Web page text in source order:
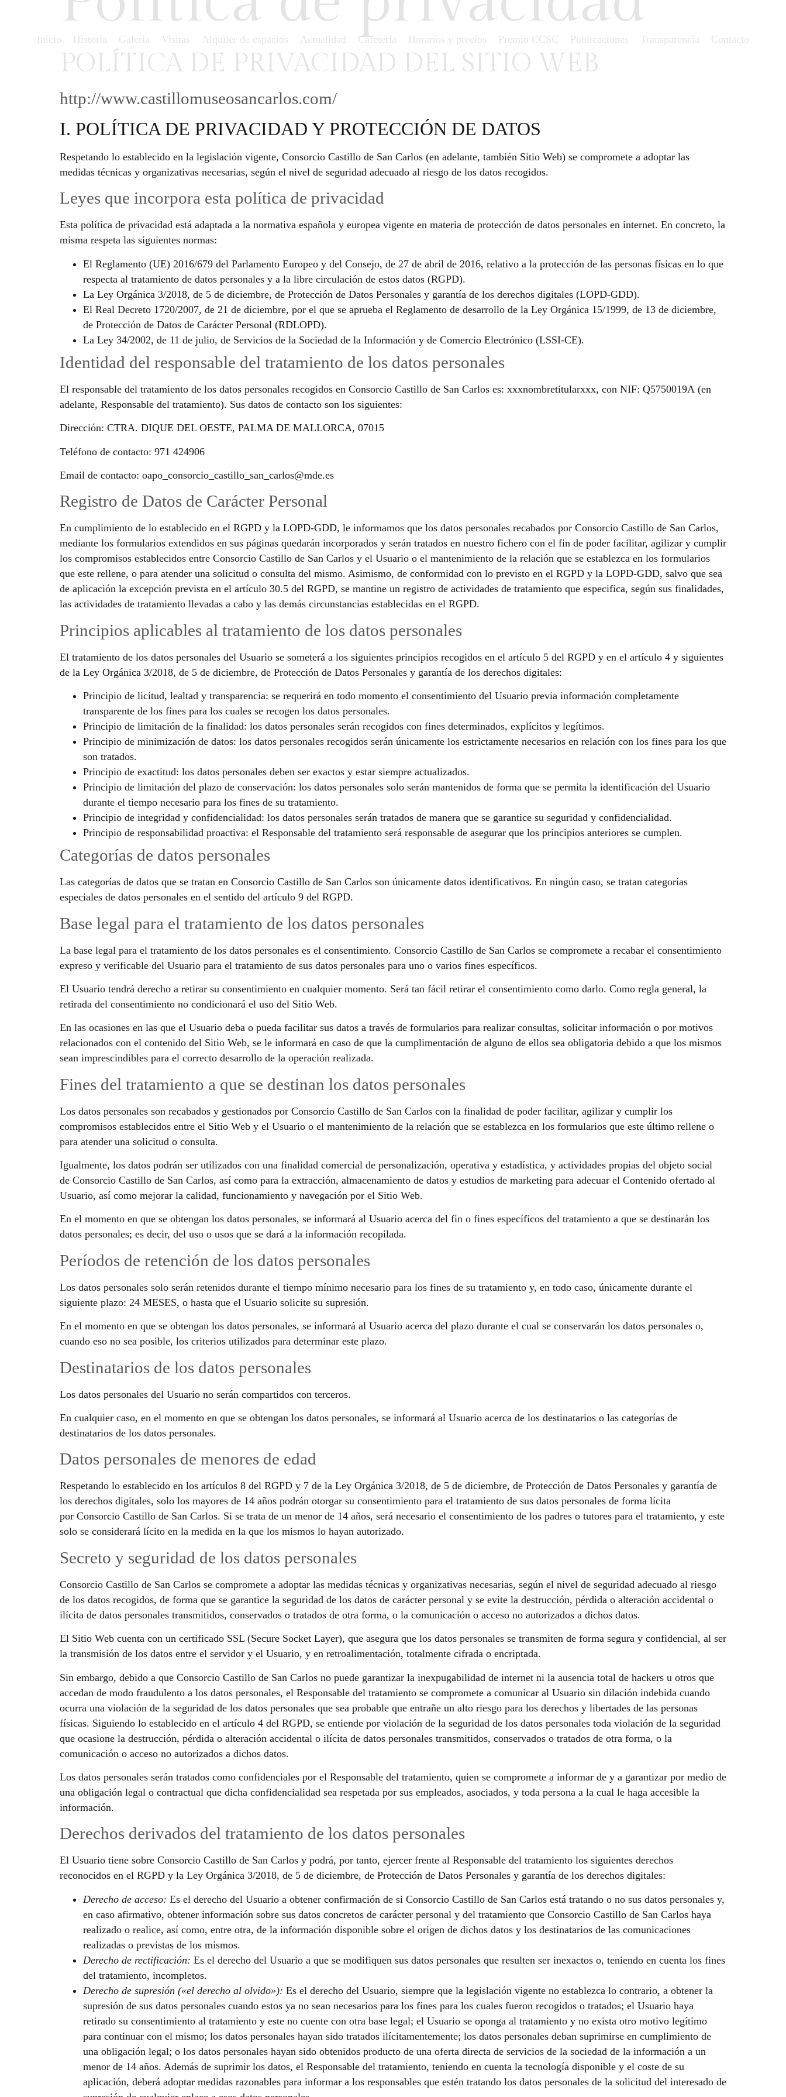
Inicio Historia Galeria Visitas Alquiler de espacios Actualidad Cafeteria Horarios y precios Premio CCSC Publicaciones Transparencia Contacto
POLÍTICA DE PRIVACIDAD DEL SITIO WEB
http://www.castillomuseosancarlos.com/
I. POLÍTICA DE PRIVACIDAD Y PROTECCIÓN DE DATOS
Respetando lo establecido en la legislación vigente, Consorcio Castillo de San Carlos (en adelante, también Sitio Web) se compromete a adoptar las
medidas técnicas y organizativas necesarias, según el nivel de seguridad adecuado al riesgo de los datos recogidos.
Leyes que incorpora esta política de privacidad
Esta política de privacidad está adaptada a la normativa española y europea vigente en materia de protección de datos personales en internet. En concreto, la
misma respeta las siguientes normas:
El Reglamento (UE) 2016/679 del Parlamento Europeo y del Consejo, de 27 de abril de 2016, relativo a la protección de las personas físicas en lo que
respecta al tratamiento de datos personales y a la libre circulación de estos datos (RGPD).
La Ley Orgánica 3/2018, de 5 de diciembre, de Protección de Datos Personales y garantía de los derechos digitales (LOPD-GDD).
El Real Decreto 1720/2007, de 21 de diciembre, por el que se aprueba el Reglamento de desarrollo de la Ley Orgánica 15/1999, de 13 de diciembre,
de Protección de Datos de Carácter Personal (RDLOPD).
La Ley 34/2002, de 11 de julio, de Servicios de la Sociedad de la Información y de Comercio Electrónico (LSSI-CE).
Identidad del responsable del tratamiento de los datos personales
El responsable del tratamiento de los datos personales recogidos en Consorcio Castillo de San Carlos es: xxxnombretitularxxx, con NIF: Q5750019A (en
adelante, Responsable del tratamiento). Sus datos de contacto son los siguientes:
Dirección: CTRA. DIQUE DEL OESTE, PALMA DE MALLORCA, 07015
Teléfono de contacto: 971 424906
Email de contacto: oapo_consorcio_castillo_san_carlos@mde.es
Registro de Datos de Carácter Personal
En cumplimiento de lo establecido en el RGPD y la LOPD-GDD, le informamos que los datos personales recabados por Consorcio Castillo de San Carlos,
mediante los formularios extendidos en sus páginas quedarán incorporados y serán tratados en nuestro fichero con el fin de poder facilitar, agilizar y cumplir
los compromisos establecidos entre Consorcio Castillo de San Carlos y el Usuario o el mantenimiento de la relación que se establezca en los formularios
que este rellene, o para atender una solicitud o consulta del mismo. Asimismo, de conformidad con lo previsto en el RGPD y la LOPD-GDD, salvo que sea
de aplicación la excepción prevista en el artículo 30.5 del RGPD, se mantine un registro de actividades de tratamiento que especifica, según sus finalidades,
las actividades de tratamiento llevadas a cabo y las demás circunstancias establecidas en el RGPD.
Principios aplicables al tratamiento de los datos personales
El tratamiento de los datos personales del Usuario se someterá a los siguientes principios recogidos en el artículo 5 del RGPD y en el artículo 4 y siguientes
de la Ley Orgánica 3/2018, de 5 de diciembre, de Protección de Datos Personales y garantía de los derechos digitales:
Principio de licitud, lealtad y transparencia: se requerirá en todo momento el consentimiento del Usuario previa información completamente
transparente de los fines para los cuales se recogen los datos personales.
Principio de limitación de la finalidad: los datos personales serán recogidos con fines determinados, explícitos y legítimos.
Principio de minimización de datos: los datos personales recogidos serán únicamente los estrictamente necesarios en relación con los fines para los que
son tratados.
Principio de exactitud: los datos personales deben ser exactos y estar siempre actualizados.
Principio de limitación del plazo de conservación: los datos personales solo serán mantenidos de forma que se permita la identificación del Usuario
durante el tiempo necesario para los fines de su tratamiento.
Principio de integridad y confidencialidad: los datos personales serán tratados de manera que se garantice su seguridad y confidencialidad.
Principio de responsabilidad proactiva: el Responsable del tratamiento será responsable de asegurar que los principios anteriores se cumplen.
Categorías de datos personales
Las categorías de datos que se tratan en Consorcio Castillo de San Carlos son únicamente datos identificativos. En ningún caso, se tratan categorías
especiales de datos personales en el sentido del artículo 9 del RGPD.
Base legal para el tratamiento de los datos personales
La base legal para el tratamiento de los datos personales es el consentimiento. Consorcio Castillo de San Carlos se compromete a recabar el consentimiento
expreso y verificable del Usuario para el tratamiento de sus datos personales para uno o varios fines específicos.
El Usuario tendrá derecho a retirar su consentimiento en cualquier momento. Será tan fácil retirar el consentimiento como darlo. Como regla general, la
retirada del consentimiento no condicionará el uso del Sitio Web.
En las ocasiones en las que el Usuario deba o pueda facilitar sus datos a través de formularios para realizar consultas, solicitar información o por motivos
relacionados con el contenido del Sitio Web, se le informará en caso de que la cumplimentación de alguno de ellos sea obligatoria debido a que los mismos
sean imprescindibles para el correcto desarrollo de la operación realizada.
Fines del tratamiento a que se destinan los datos personales
Los datos personales son recabados y gestionados por Consorcio Castillo de San Carlos con la finalidad de poder facilitar, agilizar y cumplir los
compromisos establecidos entre el Sitio Web y el Usuario o el mantenimiento de la relación que se establezca en los formularios que este último rellene o
para atender una solicitud o consulta.
Igualmente, los datos podrán ser utilizados con una finalidad comercial de personalización, operativa y estadística, y actividades propias del objeto social
de Consorcio Castillo de San Carlos, así como para la extracción, almacenamiento de datos y estudios de marketing para adecuar el Contenido ofertado al
Usuario, así como mejorar la calidad, funcionamiento y navegación por el Sitio Web.
En el momento en que se obtengan los datos personales, se informará al Usuario acerca del fin o fines específicos del tratamiento a que se destinarán los
datos personales; es decir, del uso o usos que se dará a la información recopilada.
Períodos de retención de los datos personales
Los datos personales solo serán retenidos durante el tiempo mínimo necesario para los fines de su tratamiento y, en todo caso, únicamente durante el
siguiente plazo: 24 MESES, o hasta que el Usuario solicite su supresión.
En el momento en que se obtengan los datos personales, se informará al Usuario acerca del plazo durante el cual se conservarán los datos personales o,
cuando eso no sea posible, los criterios utilizados para determinar este plazo.
Destinatarios de los datos personales
Los datos personales del Usuario no serán compartidos con terceros.
En cualquier caso, en el momento en que se obtengan los datos personales, se informará al Usuario acerca de los destinatarios o las categorías de
destinatarios de los datos personales.
Datos personales de menores de edad
Respetando lo establecido en los artículos 8 del RGPD y 7 de la Ley Orgánica 3/2018, de 5 de diciembre, de Protección de Datos Personales y garantía de
los derechos digitales, solo los mayores de 14 años podrán otorgar su consentimiento para el tratamiento de sus datos personales de forma lícita
por Consorcio Castillo de San Carlos. Si se trata de un menor de 14 años, será necesario el consentimiento de los padres o tutores para el tratamiento, y este
solo se considerará lícito en la medida en la que los mismos lo hayan autorizado.
Secreto y seguridad de los datos personales
Consorcio Castillo de San Carlos se compromete a adoptar las medidas técnicas y organizativas necesarias, según el nivel de seguridad adecuado al riesgo
de los datos recogidos, de forma que se garantice la seguridad de los datos de carácter personal y se evite la destrucción, pérdida o alteración accidental o
ilícita de datos personales transmitidos, conservados o tratados de otra forma, o la comunicación o acceso no autorizados a dichos datos.
El Sitio Web cuenta con un certificado SSL (Secure Socket Layer), que asegura que los datos personales se transmiten de forma segura y confidencial, al ser
la transmisión de los datos entre el servidor y el Usuario, y en retroalimentación, totalmente cifrada o encriptada.
Sin embargo, debido a que Consorcio Castillo de San Carlos no puede garantizar la inexpugabilidad de internet ni la ausencia total de hackers u otros que
accedan de modo fraudulento a los datos personales, el Responsable del tratamiento se compromete a comunicar al Usuario sin dilación indebida cuando
ocurra una violación de la seguridad de los datos personales que sea probable que entrañe un alto riesgo para los derechos y libertades de las personas
físicas. Siguiendo lo establecido en el artículo 4 del RGPD, se entiende por violación de la seguridad de los datos personales toda violación de la seguridad
que ocasione la destrucción, pérdida o alteración accidental o ilícita de datos personales transmitidos, conservados o tratados de otra forma, o la
comunicación o acceso no autorizados a dichos datos.
Los datos personales serán tratados como confidenciales por el Responsable del tratamiento, quien se compromete a informar de y a garantizar por medio de
una obligación legal o contractual que dicha confidencialidad sea respetada por sus empleados, asociados, y toda persona a la cual le haga accesible la
información.
Derechos derivados del tratamiento de los datos personales
El Usuario tiene sobre Consorcio Castillo de San Carlos y podrá, por tanto, ejercer frente al Responsable del tratamiento los siguientes derechos
reconocidos en el RGPD y la Ley Orgánica 3/2018, de 5 de diciembre, de Protección de Datos Personales y garantía de los derechos digitales:
Derecho de acceso: Es el derecho del Usuario a obtener confirmación de si Consorcio Castillo de San Carlos está tratando o no sus datos personales y,
en caso afirmativo, obtener información sobre sus datos concretos de carácter personal y del tratamiento que Consorcio Castillo de San Carlos haya
realizado o realice, así como, entre otra, de la información disponible sobre el origen de dichos datos y los destinatarios de las comunicaciones
realizadas o previstas de los mismos.
Derecho de rectificación: Es el derecho del Usuario a que se modifiquen sus datos personales que resulten ser inexactos o, teniendo en cuenta los fines
del tratamiento, incompletos.
Derecho de supresión («el derecho al olvido»): Es el derecho del Usuario, siempre que la legislación vigente no establezca lo contrario, a obtener la
supresión de sus datos personales cuando estos ya no sean necesarios para los fines para los cuales fueron recogidos o tratados; el Usuario haya
retirado su consentimiento al tratamiento y este no cuente con otra base legal; el Usuario se oponga al tratamiento y no exista otro motivo legítimo
para continuar con el mismo; los datos personales hayan sido tratados ilícitamentemente; los datos personales deban suprimirse en cumplimiento de
una obligación legal; o los datos personales hayan sido obtenidos producto de una oferta directa de servicios de la sociedad de la información a un
menor de 14 años. Además de suprimir los datos, el Responsable del tratamiento, teniendo en cuenta la tecnología disponible y el coste de su
aplicación, deberá adoptar medidas razonables para informar a los responsables que estén tratando los datos personales de la solicitud del interesado de